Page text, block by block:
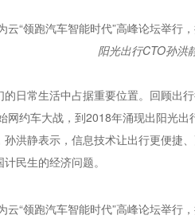
阳光出行CTO孙洪
日常生活中占据重要位置。回顾出
网约车大战，到2018年涌现出阳光
洪静表示，信息技术让出行更便捷
民生的经济问题。